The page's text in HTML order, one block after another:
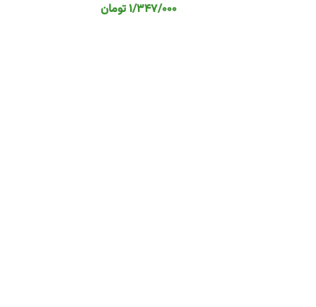
1/347/000تومان